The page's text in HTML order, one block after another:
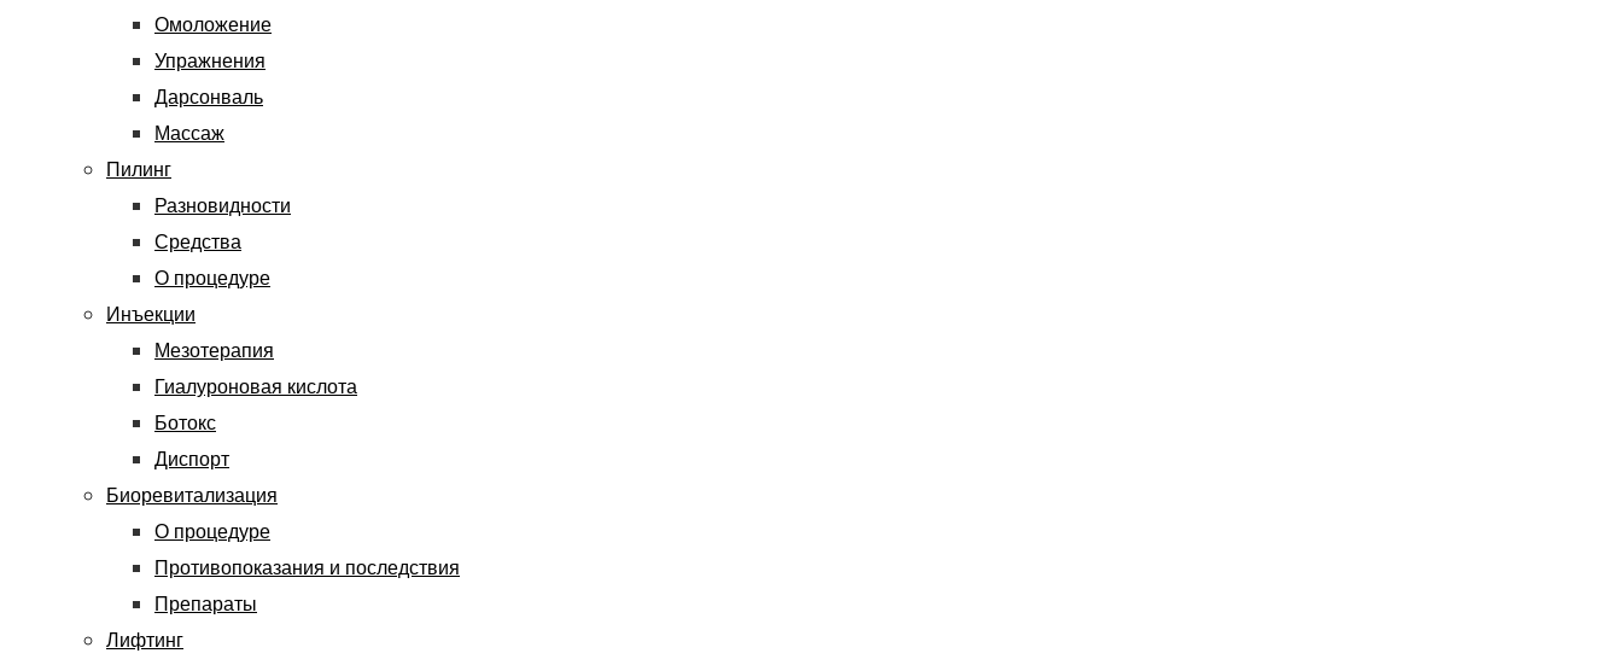
Омоложение
Упражнения
Дарсонваль
Массаж
Пилинг
Разновидности
Средства
О процедуре
Инъекции
Мезотерапия
Гиалуроновая кислота
Ботокс
Диспорт
Биоревитализация
О процедуре
Противопоказания и последствия
Препараты
Лифтинг